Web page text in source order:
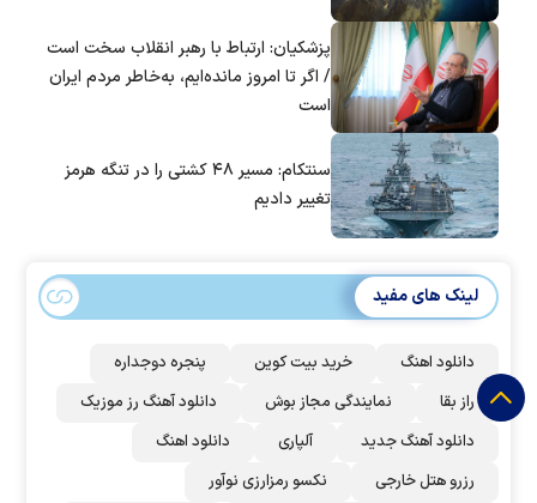
پزشکیان: ارتباط با رهبر انقلاب سخت است
/ اگر تا امروز مانده‌ایم، به‌خاطر مردم ایران
است
سنتکام: مسیر ۴۸ کشتی را در تنگه هرمز
تغییر دادیم
لینک های مفید
دانلود اهنگ خرید بیت کوین
پنجره دوجداره
راز بقا
نمایندگی مجاز بوش
دانلود آهنگ رز‌ موزیک
دانلود آهنگ جدید
آلپاری
دانلود اهنگ
رزرو هتل خارجی
نکسو رمزارزی نوآور